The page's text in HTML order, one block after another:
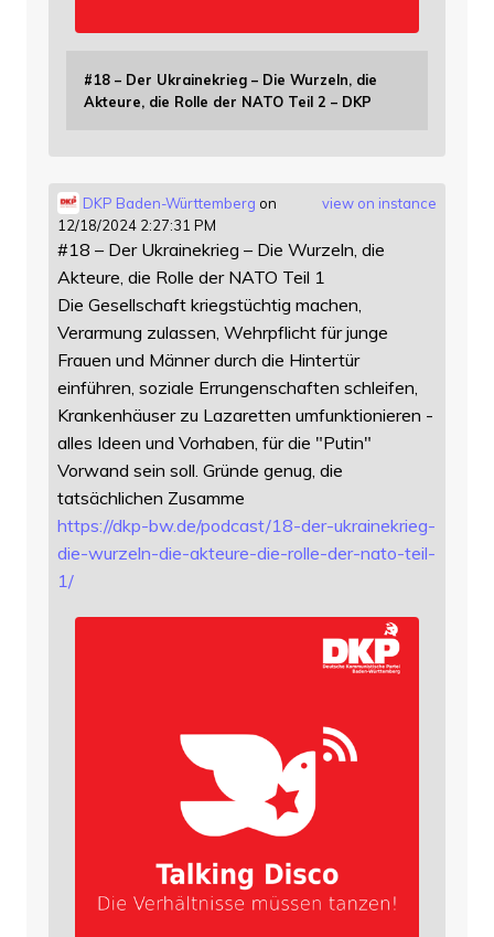
#18 – Der Ukrainekrieg – Die Wurzeln, die
Akteure, die Rolle der NATO Teil 2 – DKP
view on instance
DKP Baden-Württemberg on
12/18/2024 2:27:31 PM
#18 – Der Ukrainekrieg – Die Wurzeln, die
Akteure, die Rolle der NATO Teil 1
Die Gesellschaft kriegstüchtig machen,
Verarmung zulassen, Wehrpflicht für junge
Frauen und Männer durch die Hintertür
einführen, soziale Errungenschaften schleifen,
Krankenhäuser zu Lazaretten umfunktionieren -
alles Ideen und Vorhaben, für die "Putin"
Vorwand sein soll. Gründe genug, die
tatsächlichen Zusamme
https://dkp-bw.de/podcast/18-der-ukrainekrieg-
die-wurzeln-die-akteure-die-rolle-der-nato-teil-
1/